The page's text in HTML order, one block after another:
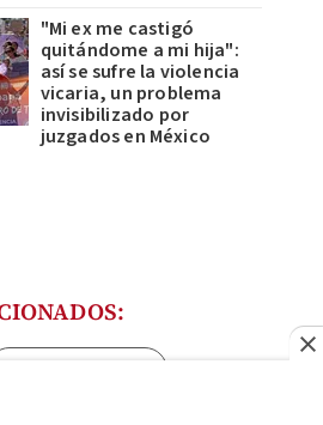
"Mi ex me castigó
quitándome a mi hija":
así se sufre la violencia
vicaria, un problema
invisibilizado por
juzgados en México